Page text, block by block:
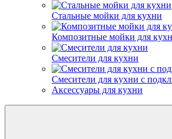
Стальные мойки для кухни
Композитные мойки для
Смесители для кухни
Смесители для кухни с
Аксессуары для кухни